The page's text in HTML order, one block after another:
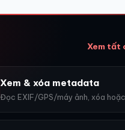
Xem tất
Xem & xóa metadata